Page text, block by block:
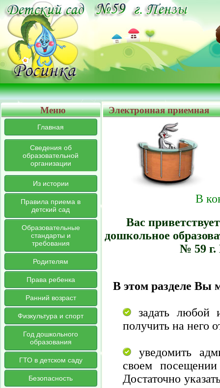
Меню
Главная
Сведения об
образовательной
организации
Из истории
Правила приема в
детский сад
Образовательные
стандарты и
требования
Родителям
Права ребенка
Ранний возраст
Физкультура и спорт
Год дошкольного
образования
ГТО в детском саду
Безопасность
Электронная приемная
В
Вас
дошкольное
№ 59
В этом разделе Вы
задать любой
получить на него
уведомить
своем
Достаточно